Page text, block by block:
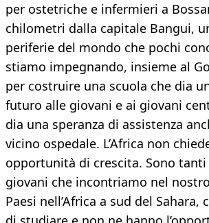
per ostetriche e infermieri a
chilometri dalla capitale Bangui,
periferie del mondo che pochi
stiamo impegnando, insieme al
per costruire una scuola che dia
futuro alle giovani e ai giovani
dia una speranza di assistenza
vicino ospedale. L’Africa non
opportunità di crescita. Sono
giovani che incontriamo nel
Paesi nell’Africa a sud del Sahara,